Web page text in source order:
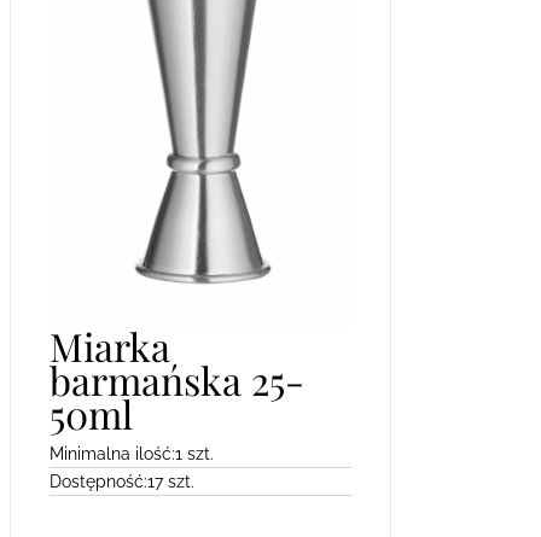
Miarka
barmańska 25-
50ml
Minimalna ilość:1 szt.
Dostępność:17 szt.